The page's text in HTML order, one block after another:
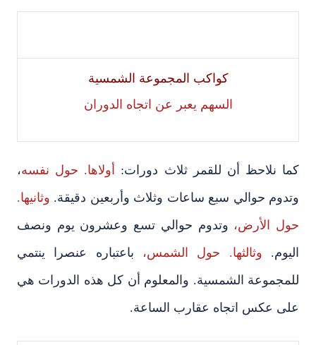
كواكب المجموعة الشمسية
السهم يعبر عن اتجاه الدوران
كما نلاحظ أن للقمر ثلاث دورات: أولاها. حول نفسه،
وتدوم حوالي سبع ساعات وثلاث وأربعين دقيقة. وثانيها.
حول الأرض، وتدوم حوالي تسع وعشرون يوم ونصف
اليوم. وثالثها. حول الشمس، باعتباره عنصرا ينتمي
للمجموعة الشمسية. والمعلوم أن كل هذه الدورات هي
على عكس اتجاه عقارب الساعة.